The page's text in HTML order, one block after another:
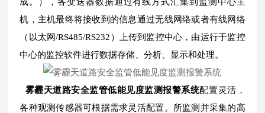
机，主机最终将接收到的信息通过无线网络或者有线网络
（以太网/RS485/RS232）上传到监控中心，由运行于监控
中心的监控软件进行数据存储、分析、显示和处理。
雾霾天道路安全监管低能见度监测报警系统配置灵活，
各种观测传感器可根据需求灵活配置。所监测并采集的高